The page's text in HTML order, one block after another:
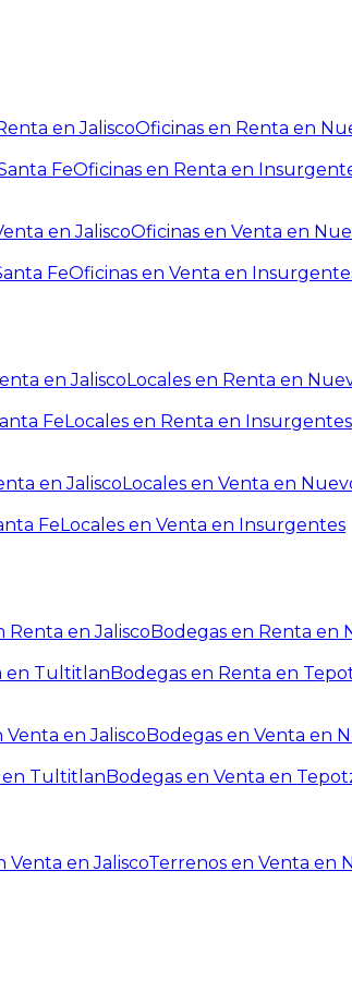
en JaliscoOficinas en Renta en
FeOficinas en Renta en
en JaliscoOficinas en Venta en
FeOficinas en Venta en
en JaliscoLocales en Renta en
FeLocales en Renta en Insurgentes
en JaliscoLocales en Venta en
FeLocales en Venta en Insurgentes
Renta en JaliscoBodegas en Renta en
en TultitlanBodegas en Renta en
Venta en JaliscoBodegas en Venta en
en TultitlanBodegas en Venta en
Venta en JaliscoTerrenos en Venta en